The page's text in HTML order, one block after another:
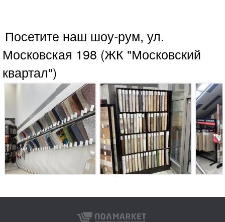
Посетите наш шоу-рум, ул.
Московская 198 (ЖК "Московский
квартал")